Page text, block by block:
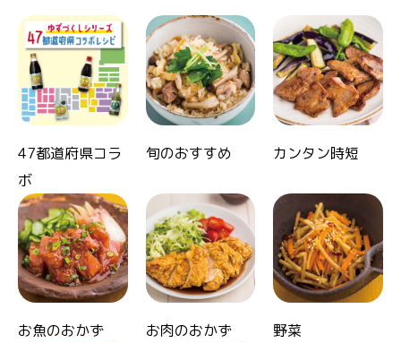
47都道府県コラ
ボ
旬のおすすめ カンタン時短
お魚のおかず お肉のおかず 野菜